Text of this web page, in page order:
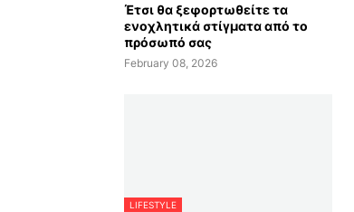
Έτσι θα ξεφορτωθείτε τα
ενοχλητικά στίγματα από το
πρόσωπό σας
February 08, 2026
LIFESTYLE